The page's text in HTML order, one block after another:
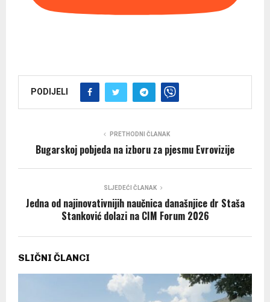
PODIJELI
PRETHODNI ČLANAK
Bugarskoj pobjeda na izboru za pjesmu Evrovizije
SLJEDEĆI ČLANAK
Jedna od najinovativnijih naučnica današnjice dr Staša
Stanković dolazi na CIM Forum 2026
SLIČNI ČLANCI